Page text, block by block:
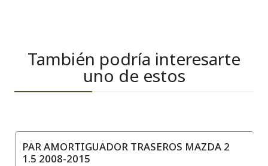
También podría interesarte
uno de estos
PAR AMORTIGUADOR TRASEROS MAZDA 2
1.5 2008-2015